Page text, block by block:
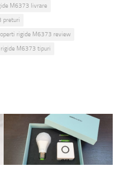
preturi
rigide M6373 review
rigide M6373 tipuri
Cutii rigide pentru cadouri